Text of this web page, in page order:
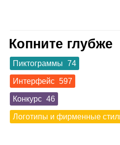
Копните глубже
Пиктограммы 74
Интерфейс 597
Конкурс 46
Логотипы и фирменные